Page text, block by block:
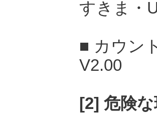
すきま・
■ カウン
V2.00
[2] 危険